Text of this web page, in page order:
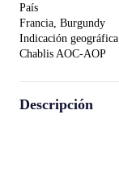
País
Francia, Burgundy
Indicación geográfica
Chablis AOC-AOP
Descripción